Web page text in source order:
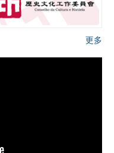
更多